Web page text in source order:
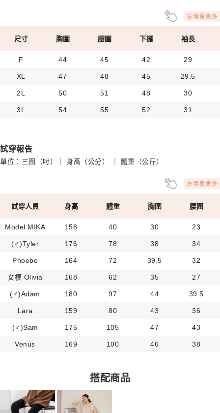
尺寸 胸圍 腰圍 下擺 袖長
F 44 45 42 29
XL 47 48 45 29.5
2L 50 51 48 30
3L 54 55 52 31
試穿報告
單位：三圍（吋）｜ 身高（公分） ｜ 體重（公斤）
試穿人員 身高 體重 胸圍 腰圍
Model MIKA 158 40 30 23
(♂)Tyler 176 78 38 34
Phoebe 164 72 39.5 32
女模 Olivia 168 62 35 27
(♂)Adam 180 97 44 39.5
Lara 159 80 43 36
(♂)Sam 175 105 47 43
Venus 169 100 46 38
搭配商品